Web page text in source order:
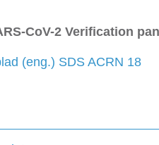
CoV-2 Verification
(eng.) SDS ACRN 18